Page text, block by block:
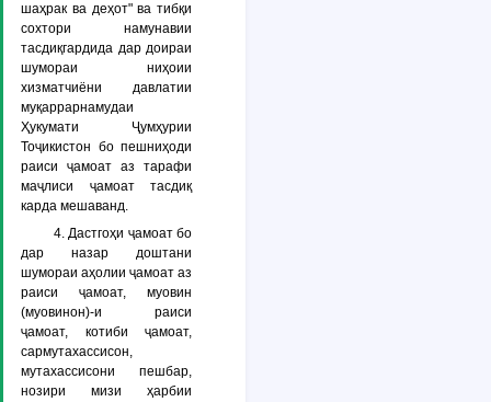
шаҳрак ва деҳот" ва тибқи
сохтори намунавии
тасдиқгардида дар доираи
шумораи ниҳоии
хизматчиёни давлатии
муқаррарнамудаи
Ҳукумати Ҷумҳурии
Тоҷикистон бо пешниҳоди
раиси ҷамоат аз тарафи
маҷлиси ҷамоат тасдиқ
карда мешаванд.
4. Дастгоҳи ҷамоат бо
дар назар доштани
шумораи аҳолии ҷамоат аз
раиси ҷамоат, муовин
(муовинон)-и раиси
ҷамоат, котиби ҷамоат,
сармутахассисон,
мутахассисони пешбар,
нозири мизи ҳарбии